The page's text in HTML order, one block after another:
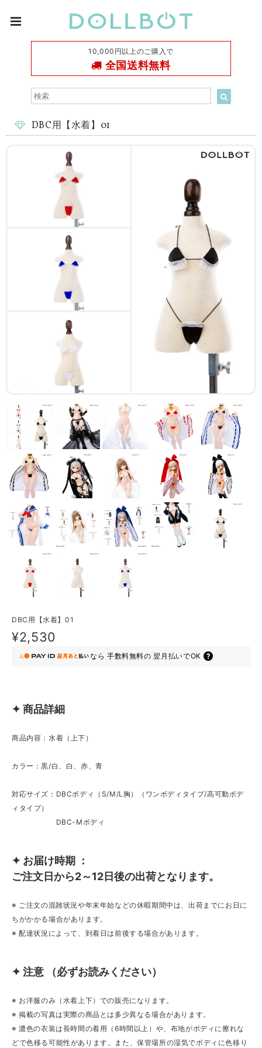
10,000円以上のご購入で
全国送料無料
DBC用【水着】01
DBC用【水着】01
¥2,530
なら 手数料無料の 翌月払いでOK
✦ 商品詳細
商品内容：水着（上下）
カラー：黒/白、白、赤、青
対応サイズ：DBCボディ（S/M/L胸）（ワンボディタイプ/高可動ボデ
ィタイプ）
DBC-Mボディ
✦ お届け時期 ：
ご注文日から2～12日後の出荷となります。
※ ご注文の混雑状況や年末年始などの休暇期間中は、出荷までにお日に
ちがかかる場合があります。
※ 配達状況によって、到着日は前後する場合があります。
✦ 注意 （必ずお読みください）
※ お洋服のみ（水着上下）での販売になります。
※ 掲載の写真は実際の商品とは多少異なる場合があります。
※ 濃色の衣装は長時間の着用（6時間以上）や、布地がボディに擦れな
どで色移る可能性があります。また、保管場所の湿気でボディに色移り